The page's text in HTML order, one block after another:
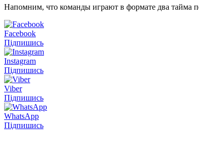
Напомним, что команды играют в формате два тайма
Facebook
Підпишись
Instagram
Підпишись
Viber
Підпишись
WhatsApp
Підпишись